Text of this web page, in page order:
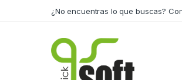
¿No encuentras lo que buscas?